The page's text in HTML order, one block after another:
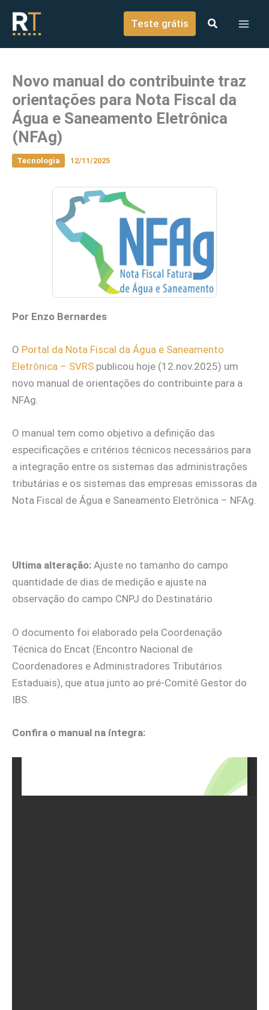
conteúdo
Teste grátis
Novo manual do contribuinte traz
orientações para Nota Fiscal da
Água e Saneamento Eletrônica
(NFAg)
Tecnologia 12/11/2025
Por Enzo Bernardes
O Portal da Nota Fiscal da Água e Saneamento
Eletrônica – SVRS publicou hoje (12.nov.2025) um
novo manual de orientações do contribuinte para a
NFAg.
O manual tem como objetivo a definição das
especificações e critérios técnicos necessários para
a integração entre os sistemas das administrações
tributárias e os sistemas das empresas emissoras da
Nota Fiscal de Água e Saneamento Eletrônica – NFAg.
Ultima alteração: Ajuste no tamanho do campo
quantidade de dias de medição e ajuste na
observação do campo CNPJ do Destinatário
O documento foi elaborado pela Coordenação
Técnica do Encat (Encontro Nacional de
Coordenadores e Administradores Tributários
Estaduais), que atua junto ao pré-Comitê Gestor do
IBS.
Confira o manual na íntegra: